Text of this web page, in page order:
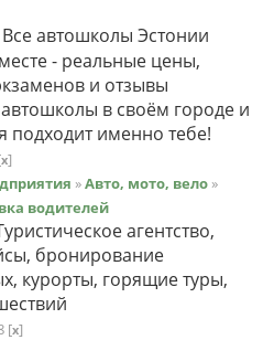
автошколы Эстонии
- реальные цены,
и отзывы
в своём городе и
подходит именно тебе!
x]
»Авто, мото, вело »
водителей
агентство,
бронирование
курорты, горящие туры,
[x]